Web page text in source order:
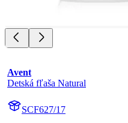
Avent
Detská fľaša Natural
SCF627/17